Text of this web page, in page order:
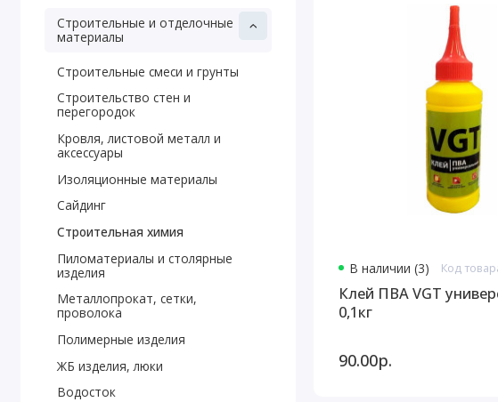
Строительные и отделочные
материалы
Строительные смеси и грунты
Строительство стен и
перегородок
Кровля, листовой металл и
аксессуары
Изоляционные материалы
Сайдинг
Строительная химия
Пиломатериалы и столярные
изделия
Металлопрокат, сетки,
проволока
Полимерные изделия
ЖБ изделия, люки
Водосток
В наличии (3) Код
Клей ПВА VGT
0,1кг
90.00р.